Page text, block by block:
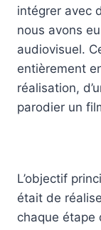
intégrer avec
nous avons
audiovisuel.
entièrement
réalisation,
parodier un
L’objectif
était de
chaque étape